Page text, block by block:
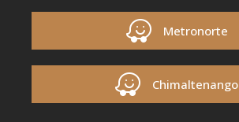
Metronorte
Chimaltenango